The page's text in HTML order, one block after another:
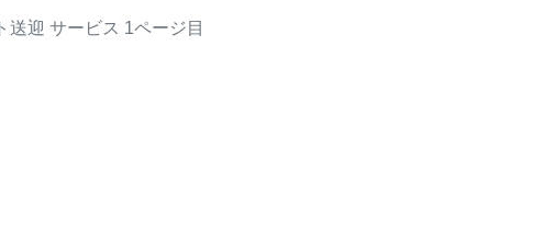
送迎 サービス 1ページ目